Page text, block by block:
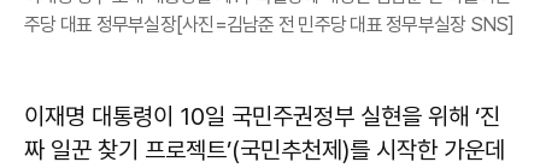
주당 대표 정무부실장[사진=김남준 전 민주당 대표 정무부실장 SNS]
이재명 대통령이 10일 국민주권정부 실현을 위해 ‘진
짜 일꾼 찾기 프로젝트’(국민추천제)를 시작한 가운데